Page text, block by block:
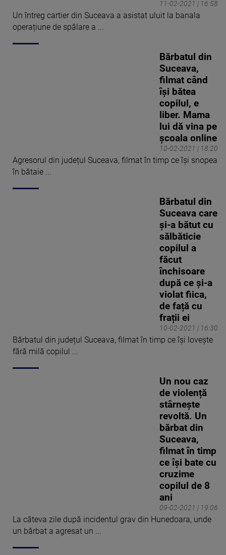
11-02-2021 | 16:58
Un întreg cartier din Suceava a asistat uluit la banala
operațiune de spălare a ...
10-02-2021 | 18:20
Bărbatul din
Suceava,
filmat când
îşi bătea
copilul, e
liber. Mama
lui dă vina pe
şcoala online
Agresorul din județul Suceava, filmat în timp ce își snopea
în bătaie ...
10-02-2021 | 16:30
Bărbatul din
Suceava care
și-a bătut cu
sălbăticie
copilul a
făcut
închisoare
după ce și-a
violat fiica,
de față cu
frații ei
Bărbatul din județul Suceava, filmat în timp ce își lovește
fără milă copilul ...
09-02-2021 | 19:06
Un nou caz
de violență
stârnește
revoltă. Un
bărbat din
Suceava,
filmat în timp
ce își bate cu
cruzime
copilul de 8
ani
La câteva zile după incidentul grav din Hunedoara, unde
un bărbat a agresat un ...